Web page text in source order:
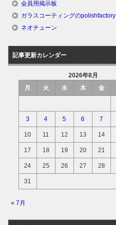
会員用掲示板
ガラスコーティングのpolishfactory
ネオチューン
記事更新カレンダー
2026年8月
月
火 水 木 金
3 4 5 6 7
10 11 12 13 14
17 18 19 20 21
24 25 26 27 28
31
« 7月